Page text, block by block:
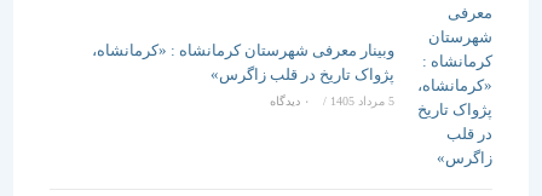
وبینار معرفی شهرستان کرمانشاه : «کرمانشاه،
پژواک تاریخ در قلب زاگرس»
5 مرداد 1405 / ۰ دیدگاه